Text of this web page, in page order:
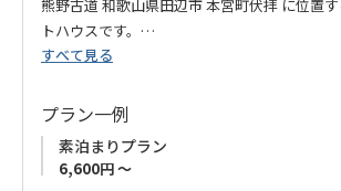
熊野古道 和歌山県田辺市 本宮町伏拝 に位置
トハウスです。
野の自然に魅せられ、その後家族で移住。
まるで親戚のおじちゃんの家に遊びに来たよう
たいという想いからオープンしたお宿です。
すべて見る
プラン一例
素泊まりプラン
6,600円 ～